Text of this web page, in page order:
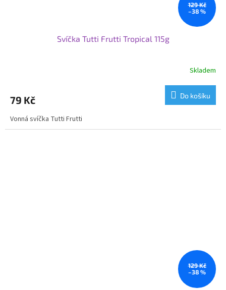
129 Kč
–38 %
Svíčka Tutti Frutti Tropical 115g
Skladem
79 Kč Do košíku
Vonná svíčka Tutti Frutti
129 Kč
–38 %